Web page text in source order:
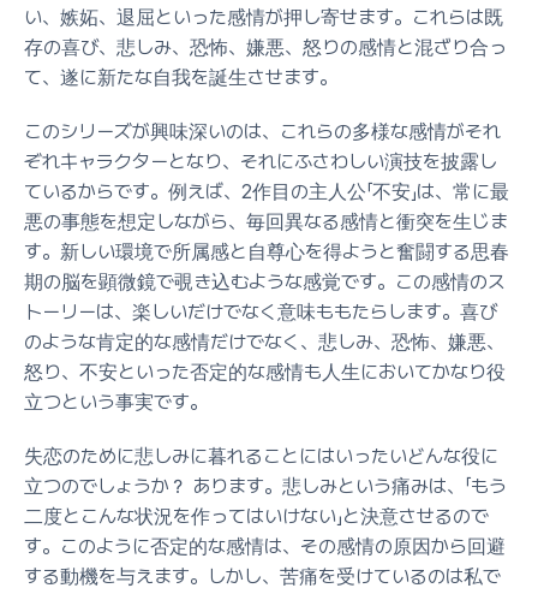
い、嫉妬、退屈といった感情が押し寄せます。これらは既
存の喜び、悲しみ、恐怖、嫌悪、怒りの感情と混ざり合っ
て、遂に新たな自我を誕生させます。
このシリーズが興味深いのは、これらの多様な感情がそれ
ぞれキャラクターとなり、それにふさわしい演技を披露し
ているからです。例えば、2作目の主人公「不安」は、常に最
悪の事態を想定しながら、毎回異なる感情と衝突を生じま
す。新しい環境で所属感と自尊心を得ようと奮闘する思春
期の脳を顕微鏡で覗き込むような感覚です。この感情のス
トーリーは、楽しいだけでなく意味ももたらします。喜び
のような肯定的な感情だけでなく、悲しみ、恐怖、嫌悪、
怒り、不安といった否定的な感情も人生においてかなり役
立つという事実です。
失恋のために悲しみに暮れることにはいったいどんな役に
立つのでしょうか？ あります。悲しみという痛みは、「もう
二度とこんな状況を作ってはいけない」と決意させるので
す。このように否定的な感情は、その感情の原因から回避
する動機を与えます。しかし、苦痛を受けているのは私で